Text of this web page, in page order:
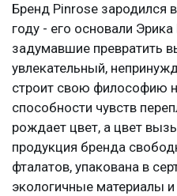
Бренд Pinrose зародился
году - его основали
задумавшие превратить
увлекательный,
строит свою философию
способности чувств
рождает цвет, а цвет
продукция бренда
фталатов, упакована в
экологичные материалы и